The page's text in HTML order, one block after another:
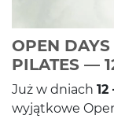
OPEN
PILATES —
Już w dni­ach 12
wyjątkowe